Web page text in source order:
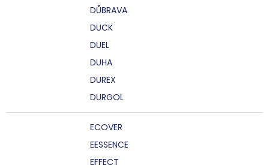
DŮBRAVA
DUCK
DUEL
DUHA
DUREX
DURGOL
ECOVER
EESSENCE
EFFECT